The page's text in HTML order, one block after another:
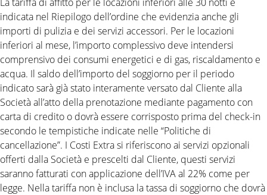
indicata nel Riepilogo dell’ordine che evidenzia anche gli
importi di pulizia e dei servizi accessori. Per le locazioni
inferiori al mese, l’importo complessivo deve intendersi
comprensivo dei consumi energetici e di gas, riscaldamento e
acqua. Il saldo dell’importo del soggiorno per il periodo
indicato sarà già stato interamente versato dal Cliente alla
Società all’atto della prenotazione mediante pagamento con
carta di credito o dovrà essere corrisposto prima del check-in
secondo le tempistiche indicate nelle “Politiche di
cancellazione”. I Costi Extra si riferiscono ai servizi opzionali
offerti dalla Società e prescelti dal Cliente, questi servizi
saranno fatturati con applicazione dell’IVA al 22% come per
legge. Nella tariffa non è inclusa la tassa di soggiorno che dovrà